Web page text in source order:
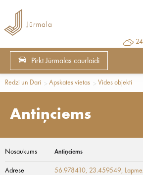
Pirkt Jūrmalas caurlaidi
Redzi un Dari Apskates vietas Vides objekti
Antiņciems
Nosaukums Antiņciems
Adrese 56.978410, 23.459549,